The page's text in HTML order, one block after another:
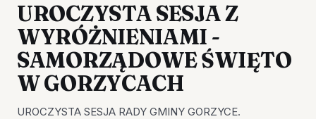
UROCZYSTA SESJA Z
WYRÓŻNIENIAMI -
SAMORZĄDOWE ŚWIĘTO
W GORZYCACH
UROCZYSTA SESJA RADY GMINY GORZYCE.